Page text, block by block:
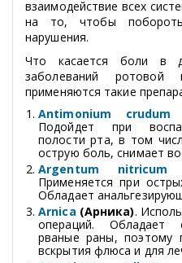
взаимодействие всех
на то, чтобы побороть
нарушения.
Что касается боли в
заболеваний ротовой
применяются такие
Antimonium crudum
Подойдет при
полости рта, в том
острую боль, снимает
Argentum nitricum
Применяется при
Обладает
Arnica (Арника).
операций. Обладает
рваные раны, поэтому
вскрытия флюса и для